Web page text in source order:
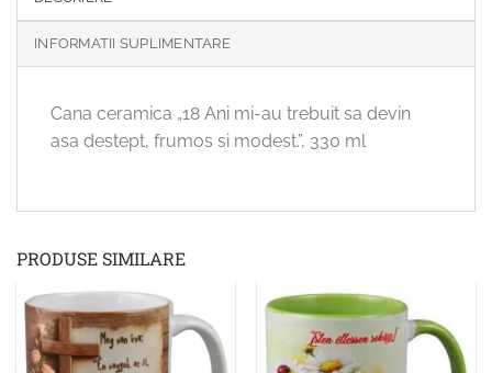
INFORMATII SUPLIMENTARE
Cana ceramica „18 Ani mi-au trebuit sa devin
asa destept, frumos si modest.”, 330 ml
PRODUSE SIMILARE